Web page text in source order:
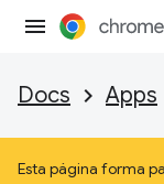
Docs Apps
Esta página forma